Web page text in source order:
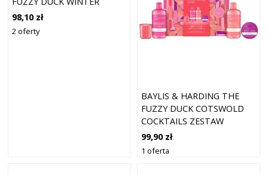
WONDERLAND (DO
ŁAZIENKI)
98,10 zł
2 oferty
BAYLIS & HARDING THE
FUZZY DUCK COTSWOLD
COCKTAILS ZESTAW
UPOMINKOWY DO WANNY
99,90 zł
1 oferta